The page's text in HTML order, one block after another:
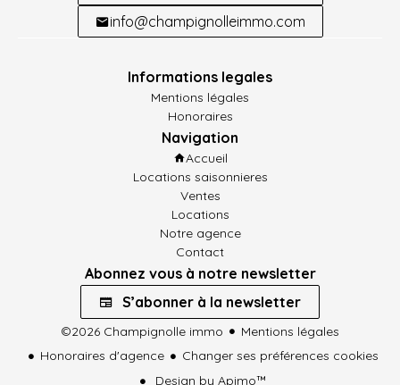
info@champignolleimmo.com
Informations legales
Mentions légales
Honoraires
Navigation
Accueil
Locations saisonnieres
Ventes
Locations
Notre agence
Contact
Abonnez vous à notre newsletter
S’abonner à la newsletter
©2026 Champignolle immo
Mentions légales
Honoraires d'agence
Changer ses préférences cookies
Design by Apimo™